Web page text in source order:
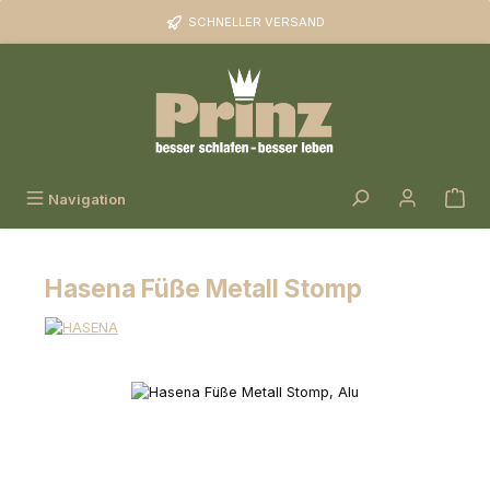
Zum Hauptinhalt springen SCHNELLER VERSAND
Navigation
Hasena Füße Metall Stomp
Bildergalerie überspringen